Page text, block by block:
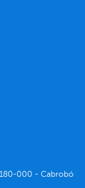
000 - Cabrobó